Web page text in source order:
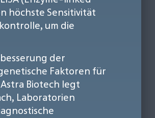
höchste Sensitivität
um die
der
Faktoren für
Biotech legt
Laboratorien